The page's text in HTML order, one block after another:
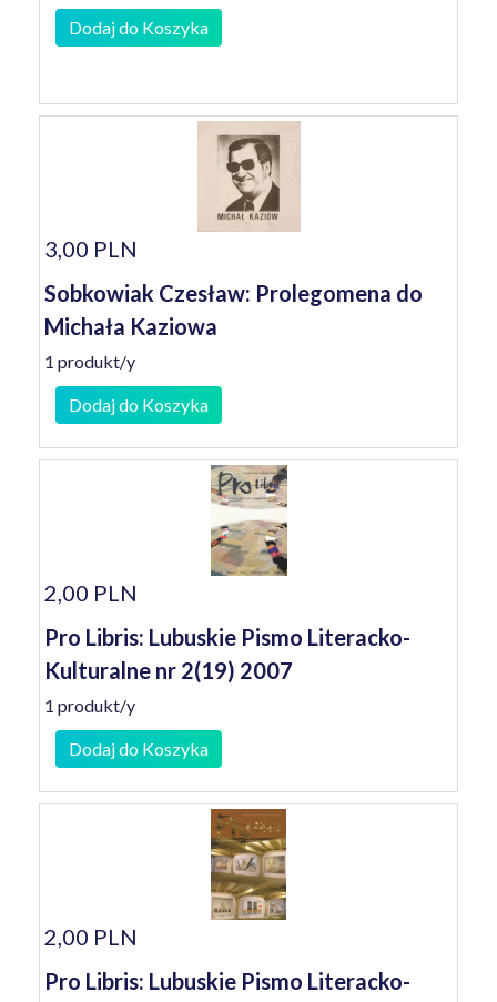
Dodaj do Koszyka
3,00 PLN
Sobkowiak Czesław: Prolegomena do
Michała Kaziowa
1 produkt/y
Dodaj do Koszyka
2,00 PLN
Pro Libris: Lubuskie Pismo Literacko-
Kulturalne nr 2(19) 2007
1 produkt/y
Dodaj do Koszyka
2,00 PLN
Pro Libris: Lubuskie Pismo Literacko-